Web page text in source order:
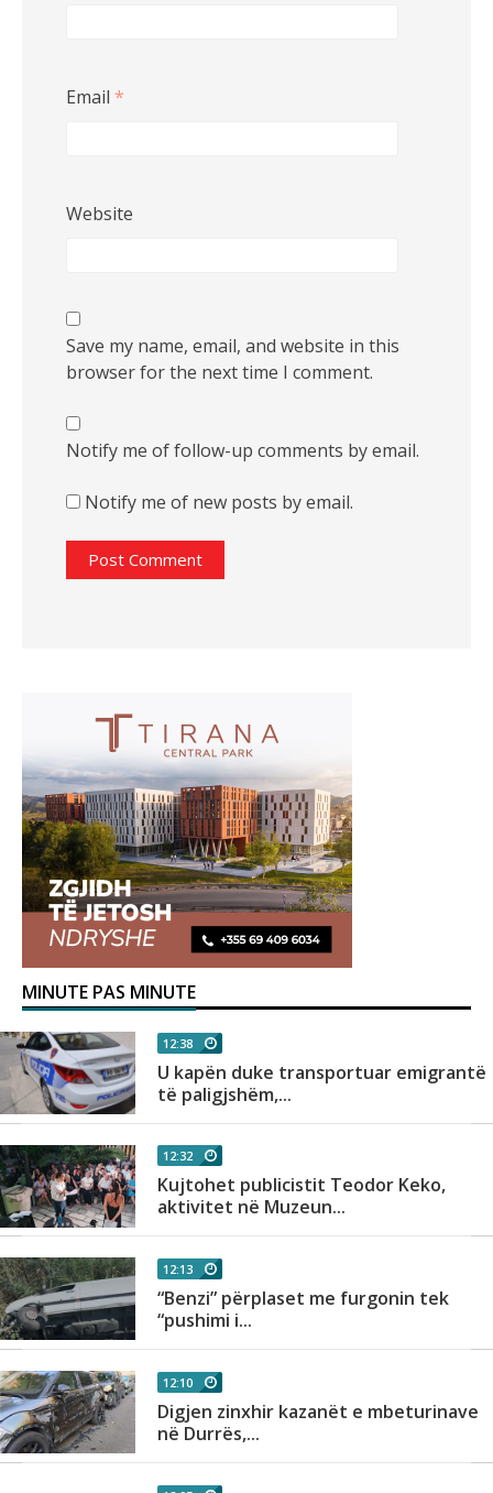
Email *
Website
Save my name, email, and website in this
browser for the next time I comment.
Notify me of follow-up comments by email.
Notify me of new posts by email.
MINUTE PAS MINUTE
12:38
U kapën duke transportuar emigrantë
të paligjshëm,...
12:32
Kujtohet publicistit Teodor Keko,
aktivitet në Muzeun...
12:13
“Benzi” përplaset me furgonin tek
“pushimi i...
12:10
Digjen zinxhir kazanët e mbeturinave
në Durrës,...